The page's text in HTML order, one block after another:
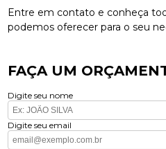
Entre em contato e conheça
podemos oferecer para o seu
FAÇA UM
Digite seu nome
Digite seu email